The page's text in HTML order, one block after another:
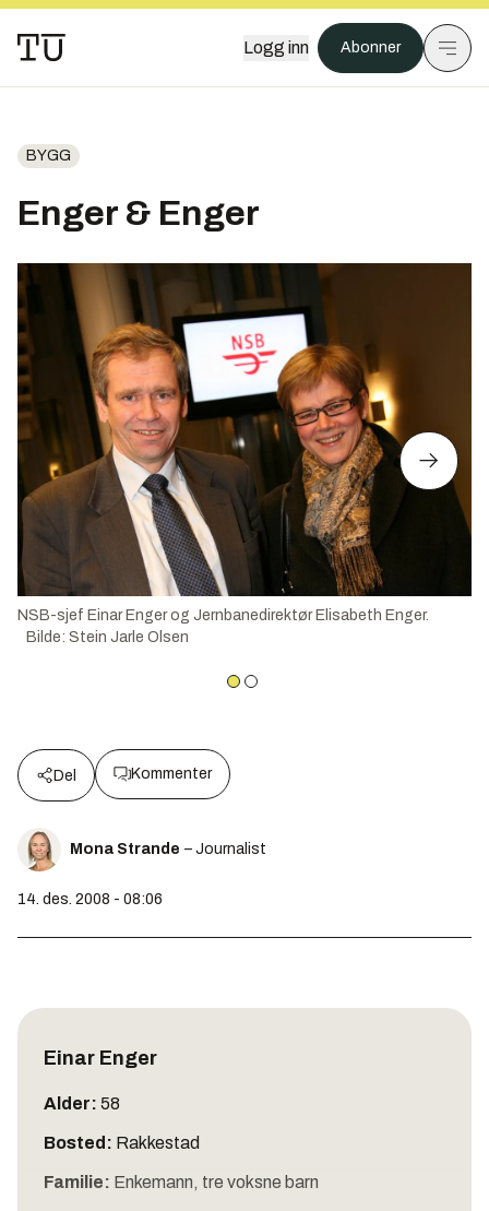
Logg inn Abonner
BYGG
Enger & Enger
NSB-sjef Einar Enger og Jernbanedirektør Elisabeth Enger.
Bilde: Stein Jarle Olsen
Del Kommenter
Mona Strande – Journalist
14. des. 2008 - 08:06
Einar Enger
Alder: 58
Bosted: Rakkestad
Familie: Enkemann, tre voksne barn